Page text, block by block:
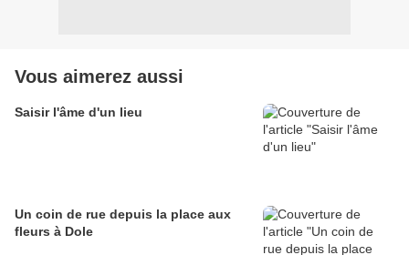
Vous aimerez aussi
Saisir l'âme d'un lieu
Un coin de rue depuis la place aux
fleurs à Dole